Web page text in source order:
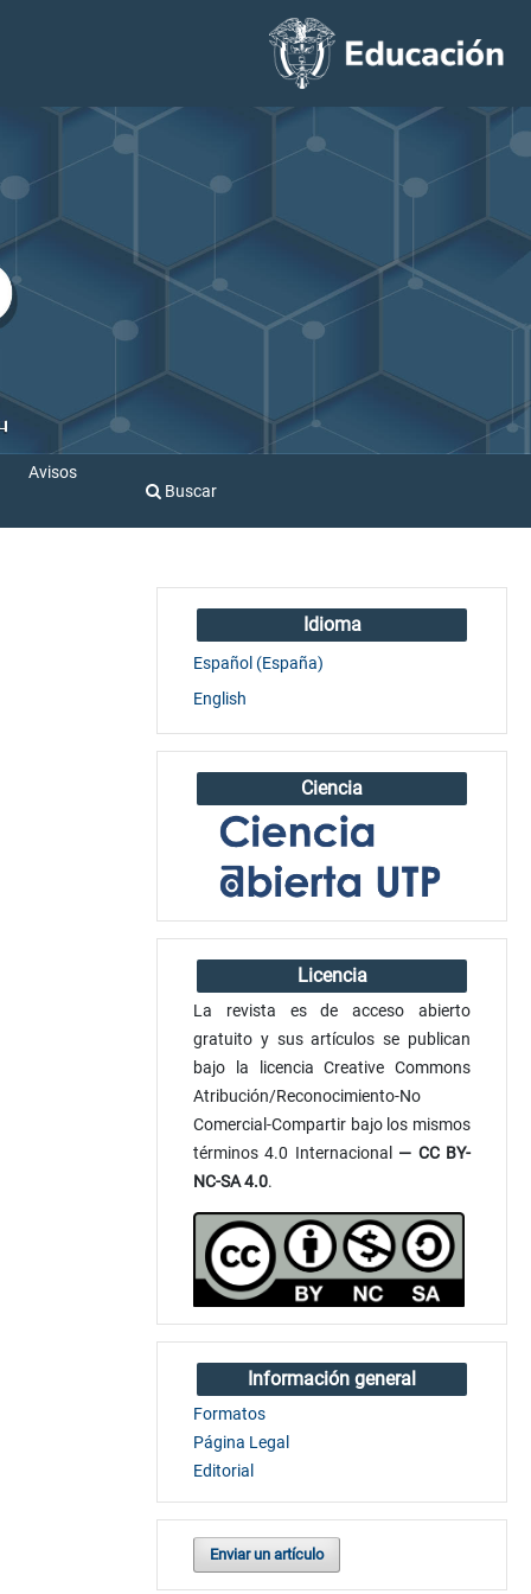
Avisos
Buscar
Idioma
Español (España)
English
Ciencia
Licencia
La revista es de acceso abierto
gratuito y sus artículos se publican
bajo la licencia Creative Commons
Atribución/Reconocimiento-No
Comercial-Compartir bajo los mismos
términos 4.0 Internacional — CC BY-
NC-SA 4.0.
Información general
Formatos
Página Legal
Editorial
Enviar un artículo